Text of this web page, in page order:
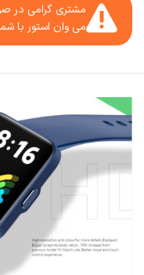
مشتری گرامی در
می وان استور با